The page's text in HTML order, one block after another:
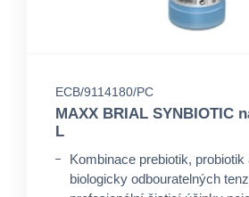
ECB/9114180/PC
MAXX BRIAL SYNBIOTIC
L
Kombinace prebiotik,
biologicky odbouratelných